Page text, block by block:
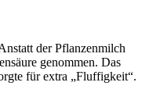
der Pflanzenmilch
genommen. Das
für extra „Fluffigkeit“.